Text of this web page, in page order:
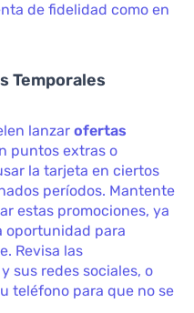
de fidelidad como en
Temporales
lanzar ofertas
puntos extras o
la tarjeta en ciertos
períodos. Mantente
estas promociones, ya
oportunidad para
Revisa las
sus redes sociales, o
teléfono para que no se